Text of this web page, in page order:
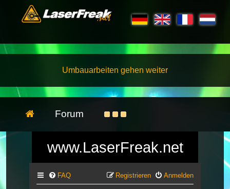
Umbauarbeiten gehen weiter
Forum
www.LaserFreak.net
FAQ Anmelden
Registrieren